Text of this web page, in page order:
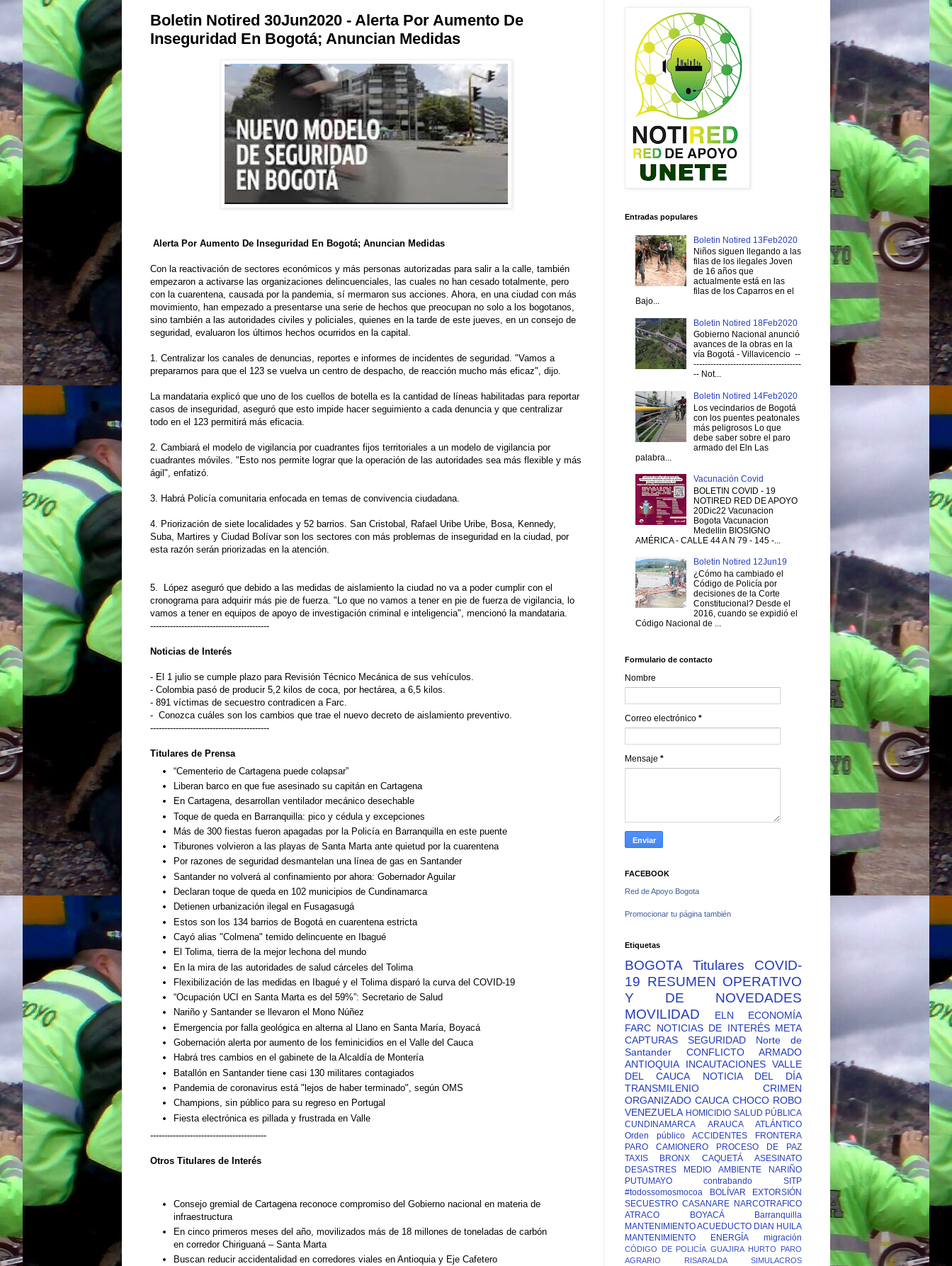
Boletin Notired 30Jun2020 - Alerta Por Aumento De
Inseguridad En Bogotá; Anuncian Medidas
Alerta Por Aumento De Inseguridad En Bogotá; Anuncian Medidas
Con la reactivación de sectores económicos y más personas autorizadas para salir a la calle, también
empezaron a activarse las organizaciones delincuenciales, las cuales no han cesado totalmente, pero
con la cuarentena, causada por la pandemia, sí mermaron sus acciones. Ahora, en una ciudad con más
movimiento, han empezado a presentarse una serie de hechos que preocupan no solo a los bogotanos,
sino también a las autoridades civiles y policiales, quienes en la tarde de este jueves, en un consejo de
seguridad, evaluaron los últimos hechos ocurridos en la capital.
1. Centralizar los canales de denuncias, reportes e informes de incidentes de seguridad. "Vamos a
prepararnos para que el 123 se vuelva un centro de despacho, de reacción mucho más eficaz", dijo.
La mandataria explicó que uno de los cuellos de botella es la cantidad de líneas habilitadas para reportar
casos de inseguridad, aseguró que esto impide hacer seguimiento a cada denuncia y que centralizar
todo en el 123 permitirá más eficacia.
2. Cambiará el modelo de vigilancia por cuadrantes fijos territoriales a un modelo de vigilancia por
cuadrantes móviles. "Esto nos permite lograr que la operación de las autoridades sea más flexible y más
ágil", enfatizó.
3. Habrá Policía comunitaria enfocada en temas de convivencia ciudadana.
4. Priorización de siete localidades y 52 barrios. San Cristobal, Rafael Uribe Uribe, Bosa, Kennedy,
Suba, Martires y Ciudad Bolívar son los sectores con más problemas de inseguridad en la ciudad, por
esta razón serán priorizadas en la atención.
5. López aseguró que debido a las medidas de aislamiento la ciudad no va a poder cumplir con el
cronograma para adquirir más pie de fuerza. "Lo que no vamos a tener en pie de fuerza de vigilancia, lo
vamos a tener en equipos de apoyo de investigación criminal e inteligencia", mencionó la mandataria.
------------------------------------------
Noticias de Interés
- El 1 julio se cumple plazo para Revisión Técnico Mecánica de sus vehículos.
- Colombia pasó de producir 5,2 kilos de coca, por hectárea, a 6,5 kilos.
- 891 víctimas de secuestro contradicen a Farc.
- Conozca cuáles son los cambios que trae el nuevo decreto de aislamiento preventivo.
------------------------------------------
Titulares de Prensa
“Cementerio de Cartagena puede colapsar”
Liberan barco en que fue asesinado su capitán en Cartagena
En Cartagena, desarrollan ventilador mecánico desechable
Toque de queda en Barranquilla: pico y cédula y excepciones
Más de 300 fiestas fueron apagadas por la Policía en Barranquilla en este puente
Tiburones volvieron a las playas de Santa Marta ante quietud por la cuarentena
Por razones de seguridad desmantelan una línea de gas en Santander
Santander no volverá al confinamiento por ahora: Gobernador Aguilar
Declaran toque de queda en 102 municipios de Cundinamarca
Detienen urbanización ilegal en Fusagasugá
Estos son los 134 barrios de Bogotá en cuarentena estricta
Cayó alias "Colmena" temido delincuente en Ibagué
El Tolima, tierra de la mejor lechona del mundo
En la mira de las autoridades de salud cárceles del Tolima
Flexibilización de las medidas en Ibagué y el Tolima disparó la curva del COVID-19
“Ocupación UCI en Santa Marta es del 59%”: Secretario de Salud
Nariño y Santander se llevaron el Mono Núñez
Emergencia por falla geológica en alterna al Llano en Santa María, Boyacá
Gobernación alerta por aumento de los feminicidios en el Valle del Cauca
Habrá tres cambios en el gabinete de la Alcaldía de Montería
Batallón en Santander tiene casi 130 militares contagiados
Pandemia de coronavirus está "lejos de haber terminado", según OMS
Champions, sin público para su regreso en Portugal
Fiesta electrónica es pillada y frustrada en Valle
-----------------------------------------
Otros Titulares de Interés
Consejo gremial de Cartagena reconoce compromiso del Gobierno nacional en materia de
infraestructura
En cinco primeros meses del año, movilizados más de 18 millones de toneladas de carbón
en corredor Chiriguaná – Santa Marta
Buscan reducir accidentalidad en corredores viales en Antioquia y Eje Cafetero
Entradas populares
Boletin Notired 13Feb2020
Niños siguen llegando a las
filas de los ilegales Joven
de 16 años que
actualmente está en las
filas de los Caparros en el
Bajo...
Boletin Notired 18Feb2020
Gobierno Nacional anunció
avances de la obras en la
vía Bogotá - Villavicencio --
--------------------------------------
-- Not...
Boletin Notired 14Feb2020
Los vecindarios de Bogotá
con los puentes peatonales
más peligrosos Lo que
debe saber sobre el paro
armado del Eln Las
palabra...
Vacunación Covid
BOLETIN COVID - 19
NOTIRED RED DE APOYO
20Dic22 Vacunacion
Bogota Vacunacion
Medellin BIOSIGNO
AMÉRICA - CALLE 44 A N 79 - 145 -...
Boletin Notired 12Jun19
¿Cómo ha cambiado el
Código de Policía por
decisiones de la Corte
Constitucional? Desde el
2016, cuando se expidió el
Código Nacional de ...
Formulario de contacto
Nombre
Correo electrónico *
Mensaje *
FACEBOOK
Red de Apoyo Bogota
Promocionar tu página también
Etiquetas
BOGOTA Titulares
COVID-
19 RESUMEN OPERATIVO
Y DE NOVEDADES
MOVILIDAD
ELN
ECONOMÍA
FARC NOTICIAS DE INTERÉS META
CAPTURAS
SEGURIDAD
Norte de
Santander
CONFLICTO ARMADO
ANTIOQUIA
INCAUTACIONES VALLE
DEL CAUCA
NOTICIA DEL DÍA
TRANSMILENIO
CRIMEN
ORGANIZADO CAUCA CHOCO ROBO
VENEZUELA HOMICIDIO SALUD PÚBLICA
CUNDINAMARCA
ARAUCA
ATLÁNTICO
Orden público
ACCIDENTES
FRONTERA
PARO CAMIONERO
PROCESO DE PAZ
TAXIS
BRONX CAQUETÁ
ASESINATO
DESASTRES
MEDIO AMBIENTE
NARIÑO
PUTUMAYO
contrabando
SITP
#todossomosmocoa
BOLÍVAR
EXTORSIÓN
SECUESTRO CASANARE NARCOTRAFICO
ATRACO
BOYACÁ
Barranquilla
MANTENIMIENTO ACUEDUCTO DIAN HUILA
MANTENIMIENTO ENERGÍA
migración
CÓDIGO DE POLICÍA GUAJIRA HURTO
PARO
AGRARIO
RISARALDA
SIMULACROS